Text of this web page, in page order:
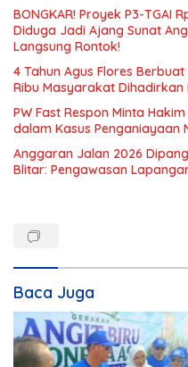
BONGKAR! Proyek P3-TGAI
Diduga Jadi Ajang Sunat
Langsung Rontok!
4 Tahun Agus Flores
Ribu Masyarakat Dihadirkan
PW Fast Respon Minta
dalam Kasus Penganiayaan
Anggaran Jalan 2026
Blitar: Pengawasan
Baca Juga